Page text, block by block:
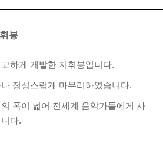
봉
하게 개발한 지휘봉입니다.
정성스럽게 마무리하였습니다.
폭이 넓어 전세계 음악가들에게 사
다.